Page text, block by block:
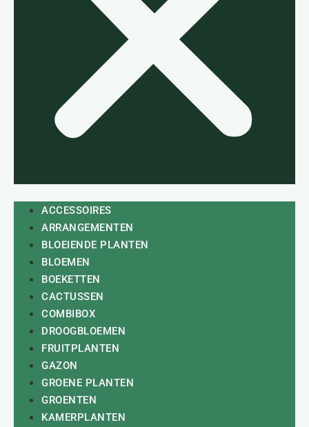
ACCESSOIRES
ARRANGEMENTEN
BLOEIENDE PLANTEN
BLOEMEN
BOEKETTEN
CACTUSSEN
COMBIBOX
DROOGBLOEMEN
FRUITPLANTEN
GAZON
GROENE PLANTEN
GROENTEN
KAMERPLANTEN